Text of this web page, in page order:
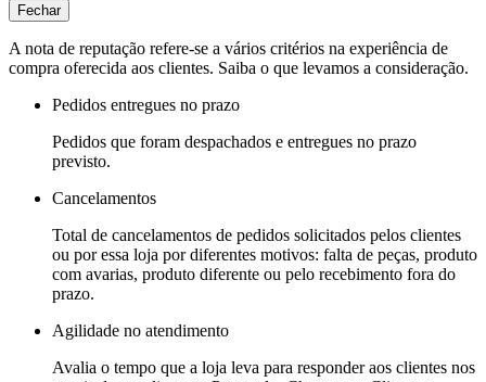
Fechar
A nota de reputação refere-se a vários critérios na experiência de
compra oferecida aos clientes. Saiba o que levamos a consideração.
Pedidos entregues no prazo
Pedidos que foram despachados e entregues no prazo
previsto.
Cancelamentos
Total de cancelamentos de pedidos solicitados pelos clientes
ou por essa loja por diferentes motivos: falta de peças, produto
com avarias, produto diferente ou pelo recebimento fora do
prazo.
Agilidade no atendimento
Avalia o tempo que a loja leva para responder aos clientes nos